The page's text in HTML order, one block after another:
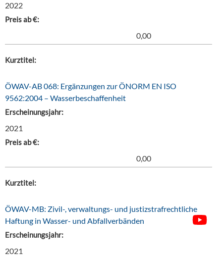
2022
Preis ab €:
0,00
Kurztitel:
ÖWAV-AB 068: Ergänzungen zur ÖNORM EN ISO
9562:2004 – Wasserbeschaffenheit
Erscheinungsjahr:
2021
Preis ab €:
0,00
Kurztitel:
ÖWAV-MB: Zivil-, verwaltungs- und justizstrafrechtliche
Haftung in Wasser- und Abfallverbänden
Erscheinungsjahr:
2021